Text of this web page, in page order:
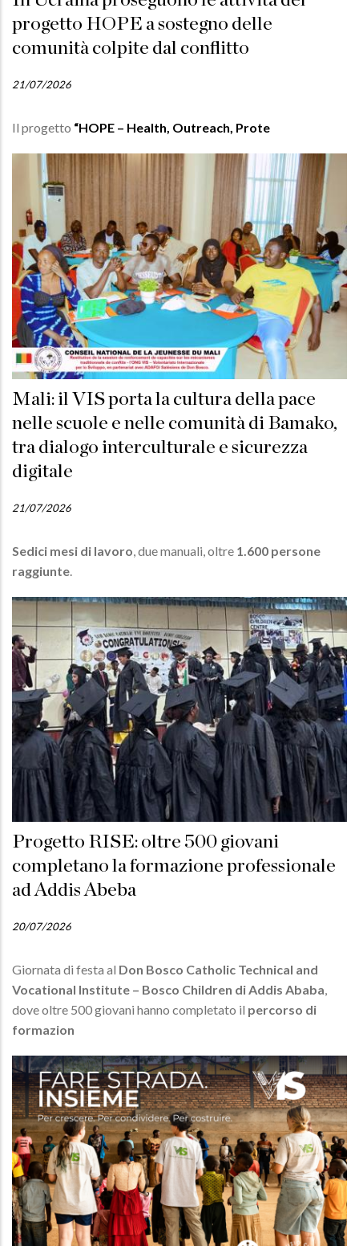
progetto HOPE a sostegno delle
comunità colpite dal conflitto
21/07/2026
Il progetto “HOPE – Health, Outreach, Prote
Mali: il VIS porta la cultura della pace
nelle scuole e nelle comunità di Bamako,
tra dialogo interculturale e sicurezza
digitale
21/07/2026
Sedici mesi di lavoro , due manuali, oltre 1.600 persone
raggiunte
Progetto RISE: oltre 500 giovani
completano la formazione professionale
ad Addis Abeba
20/07/2026
Giornata di festa al Don Bosco Catholic Technical and
Vocational Institute – Bosco Children di Addis Ababa,
dove oltre 500 giovani hanno completato il percorso di
formazion